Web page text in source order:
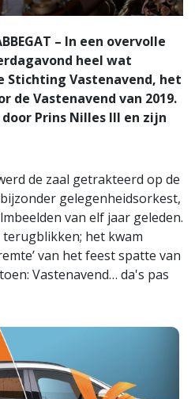
– In een overvolle
heel wat
Stichting Vastenavend, het
de Vastenavend van 2019.
Prins Nilles III en zijn
de zaal getrakteerd op de
gelegenheidsorkest,
van elf jaar geleden.
het kwam
van het feest spatte van
Vastenavend… da's pas